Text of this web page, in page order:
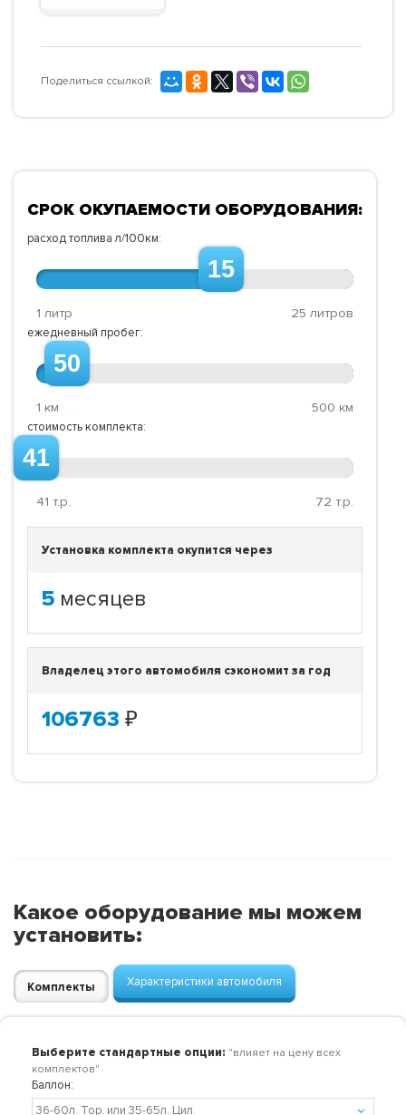
Поделиться ссылкой:
СРОК ОКУПАЕМОСТИ ОБОРУДОВАНИЯ:
расход топлива л/100км:
15
1 литр 25 литров
ежедневный пробег:
50
1 км 500 км
стоимость комплекта:
41
41 т.р. 72 т.р.
Установка комплекта окупится через
5 месяцев
Владелец этого автомобиля сэкономит за год
106763 ₽
Какое оборудование мы можем
установить:
Комплекты Характеристики автомобиля
Выберите стандартные опции: "влияет на цену всех
комплектов"
Баллон: